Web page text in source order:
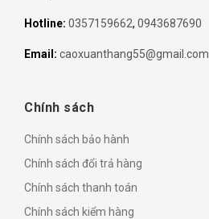
Hotline: 0357159662, 0943687690
Email: caoxuanthang55@gmail.com
Chính sách
Chính sách bảo hành
Chính sách đổi trả hàng
Chính sách thanh toán
Chính sách kiểm hàng